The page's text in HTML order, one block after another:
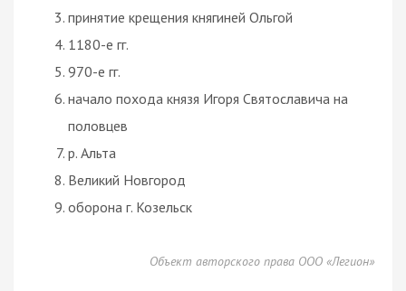
принятие крещения княгиней Ольгой
1180-е гг.
970-е гг.
начало похода князя Игоря Святославича на
половцев
р. Альта
Великий Новгород
оборона г. Козельск
Объект авторского права ООО «Легион»